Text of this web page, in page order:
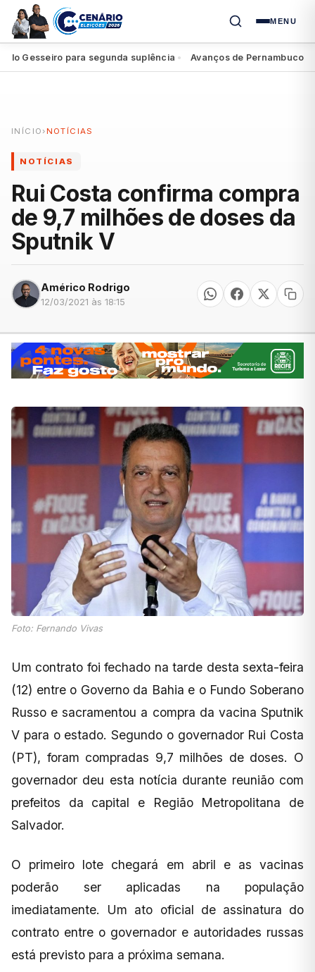
MENU
Gesseiro para segunda suplência● Avanços de Pernambuco
INÍCIO › NOTÍCIAS
NOTÍCIAS
Rui Costa confirma compra
de 9,7 milhões de doses da
Sputnik V
Américo Rodrigo
12/03/2021 às 18:15
Foto: Fernando Vivas
Um contrato foi fechado na tarde desta sexta-feira
(12) entre o Governo da Bahia e o Fundo Soberano
Russo e sacramentou a compra da vacina Sputnik
V para o estado. Segundo o governador Rui Costa
(PT), foram compradas 9,7 milhões de doses. O
governador deu esta notícia durante reunião com
prefeitos da capital e Região Metropolitana de
Salvador.
O primeiro lote chegará em abril e as vacinas
poderão ser aplicadas na população
imediatamente. Um ato oficial de assinatura do
contrato entre o governador e autoridades russas
está previsto para a próxima semana.